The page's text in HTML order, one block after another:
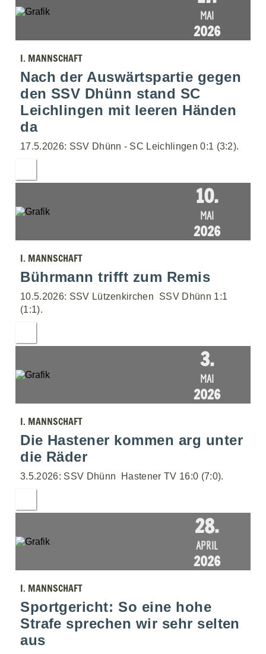
MAI
2026
I. MANNSCHAFT
Nach der Auswärtspartie gegen
den SSV Dhünn stand SC
Leichlingen mit leeren Händen
da
17.5.2026: SSV Dhünn - SC Leichlingen 0:1 (3:2).
10.
MAI
2026
I. MANNSCHAFT
Bührmann trifft zum Remis
10.5.2026: SSV Lützenkirchen  SSV Dhünn 1:1
(1:1).
3.
MAI
2026
I. MANNSCHAFT
Die Hastener kommen arg unter
die Räder
3.5.2026: SSV Dhünn  Hastener TV 16:0 (7:0).
28.
APRIL
2026
I. MANNSCHAFT
Sportgericht: So eine hohe
Strafe sprechen wir sehr selten
aus